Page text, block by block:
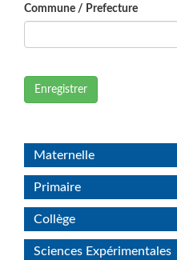
Commune / Prefecture
Enregistrer
Maternelle
Primaire
Collège
Sciences Expérimentales